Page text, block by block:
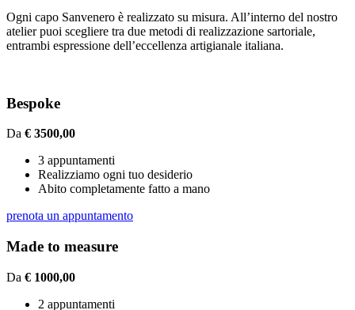
Ogni capo Sanvenero è realizzato su misura. All’interno del nostro
atelier puoi scegliere tra due metodi di realizzazione sartoriale,
entrambi espressione dell’eccellenza artigianale italiana.
Bespoke
Da € 3500,00
3 appuntamenti
Realizziamo ogni tuo desiderio
Abito completamente fatto a mano
prenota un appuntamento
Made to measure
Da € 1000,00
2 appuntamenti